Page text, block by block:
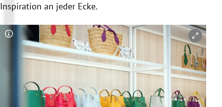
Inspiration an jeder Ecke.
Copyright-Hinweis öffnen/schließen